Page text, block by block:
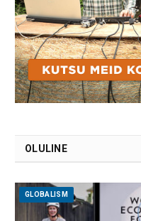
OLULINE
GLOBALISM